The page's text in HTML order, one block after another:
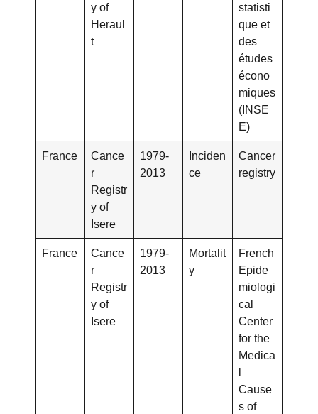
y of
Heraul
t
statisti
que et
des
études
écono
miques
(INSE
E)
France
Cance
r
Registr
y of
Isere
1979-
2013
Inciden
ce
Cancer
registry
France
Cance
r
Registr
y of
Isere
1979-
2013
Mortalit
y
French
Epide
miologi
cal
Center
for the
Medica
Cause
s of